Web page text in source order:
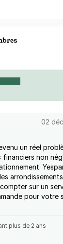
02
un réel
non
sur un
pour votre
plus de 2 ans